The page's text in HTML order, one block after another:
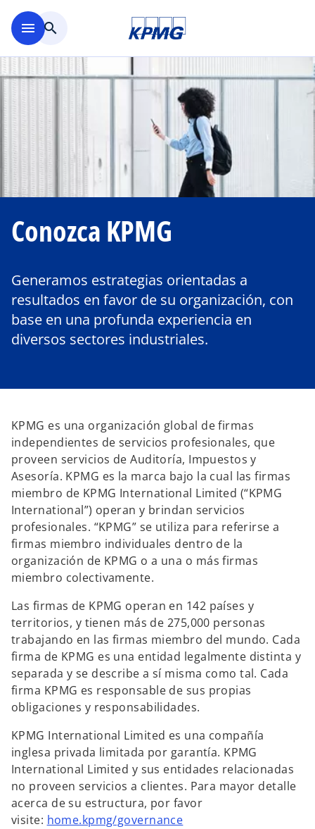
menu search
Conozca KPMG
Generamos estrategias orientadas a
resultados en favor de su organización, con
base en una profunda experiencia en
diversos sectores industriales.
KPMG es una organización global de firmas
independientes de servicios profesionales, que
proveen servicios de Auditoría, Impuestos y
Asesoría. KPMG es la marca bajo la cual las firmas
miembro de KPMG International Limited (“KPMG
International”) operan y brindan servicios
profesionales. “KPMG” se utiliza para referirse a
firmas miembro individuales dentro de la
organización de KPMG o a una o más firmas
miembro colectivamente.
Las firmas de KPMG operan en 142 países y
territorios, y tienen más de 275,000 personas
trabajando en las firmas miembro del mundo. Cada
firma de KPMG es una entidad legalmente distinta y
separada y se describe a sí misma como tal. Cada
firma KPMG es responsable de sus propias
obligaciones y responsabilidades.
KPMG International Limited es una compañía
inglesa privada limitada por garantía. KPMG
International Limited y sus entidades relacionadas
no proveen servicios a clientes. Para mayor detalle
acerca de su estructura, por favor
visite: home.kpmg/governance